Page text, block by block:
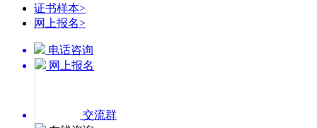
证书样本>
网上报名>
电话咨询
网上报名
交流群